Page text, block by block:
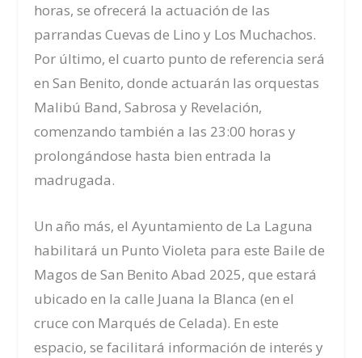
horas, se ofrecerá la actuación de las
parrandas Cuevas de Lino y Los Muchachos.
Por último, el cuarto punto de referencia será
en San Benito, donde actuarán las orquestas
Malibú Band, Sabrosa y Revelación,
comenzando también a las 23:00 horas y
prolongándose hasta bien entrada la
madrugada.
Un año más, el Ayuntamiento de La Laguna
habilitará un Punto Violeta para este Baile de
Magos de San Benito Abad 2025, que estará
ubicado en la calle Juana la Blanca (en el
cruce con Marqués de Celada). En este
espacio, se facilitará información de interés y